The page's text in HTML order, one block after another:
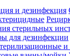
и дезинфекция
стерильных
для дезинфекции